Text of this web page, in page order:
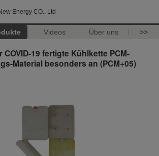
Energy CO., Ltd
Videos Über uns >>
COVID-19 fertigte Kühlkette PCM-
Material besonders an (PCM+05)